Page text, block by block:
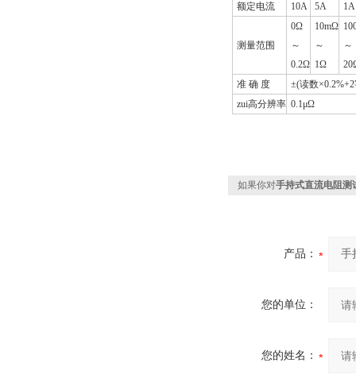
额定电流 10A 5A 1A
测量范围
0Ω
～
0.2Ω
10mΩ
～
1Ω
～
准 确 度
±(读数
zui高分辨率 0.1μΩ
如果你对手持式直流电阻测
产品：
您的单位：
您的姓名：